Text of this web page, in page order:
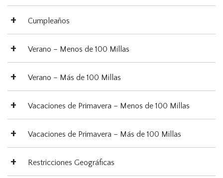
Cumpleaños
Verano – Menos de 100 Millas
Verano – Más de 100 Millas
Vacaciones de Primavera – Menos de 100 Millas
Vacaciones de Primavera – Más de 100 Millas
Restricciones Geográficas